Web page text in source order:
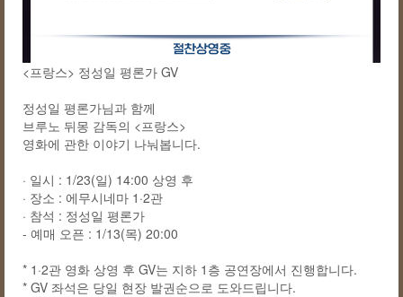
<프랑스> 정성일 평론가 GV
정성일 평론가님과 함께
브루노 뒤몽 감독의 <프랑스>
영화에 관한 이야기 나눠봅니다.
· 일시 : 1/23(일) 14:00 상영 후
· 장소 : 에무시네마 1·2관
· 참석 : 정성일 평론가
- 예매 오픈 : 1/13(목) 20:00
* 1·2관 영화 상영 후 GV는 지하 1층 공연장에서 진행합니다.
* GV 좌석은 당일 현장 발권순으로 도와드립니다.